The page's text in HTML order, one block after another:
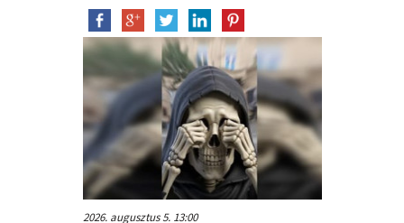
2026. augusztus 5. 13:00